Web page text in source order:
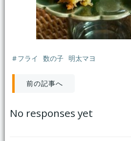
#フライ 数の子 明太マヨ
投
稿
前の記事へ
No responses yet